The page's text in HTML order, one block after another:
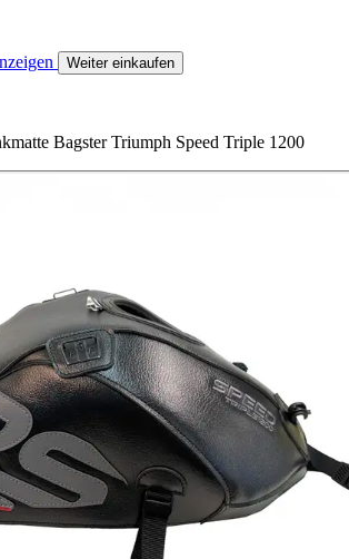
Weiter einkaufen
Bagster Triumph Speed Triple 1200